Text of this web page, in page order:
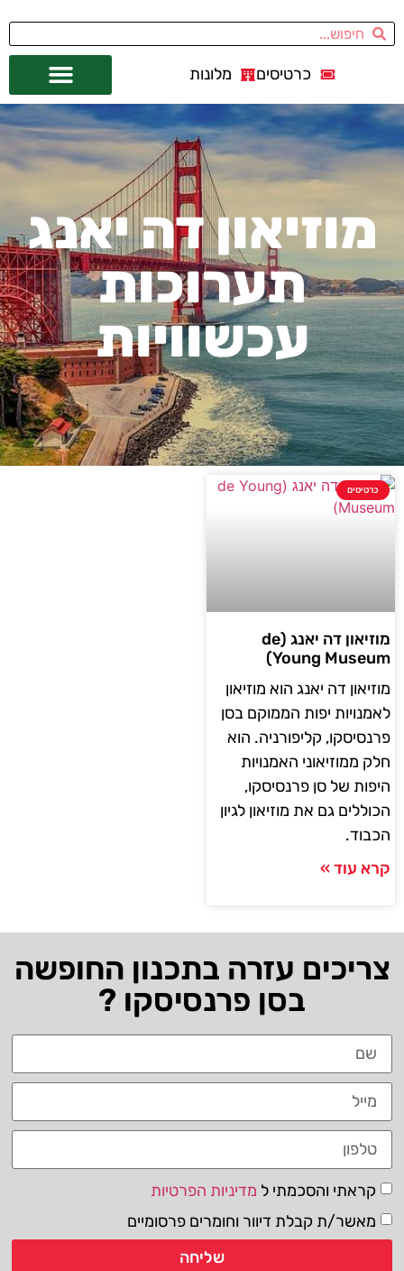
כרטיסים מלונות
מוזיאון דה יאנג
תערוכות
עכשוויות
כרטיסים
מוזיאון דה יאנג (de
Young Museum)
מוזיאון דה יאנג הוא מוזיאון
לאמנויות יפות הממוקם בסן
פרנסיסקו, קליפורניה. הוא
חלק ממוזיאוני האמנויות
היפות של סן פרנסיסקו,
הכוללים גם את מוזיאון לגיון
הכבוד.
קרא עוד »
צריכים עזרה בתכנון החופשה
בסן פרנסיסקו ?
קראתי והסכמתי ל מדיניות הפרטיות
מאשר/ת קבלת דיוור וחומרים פרסומיים
שליחה